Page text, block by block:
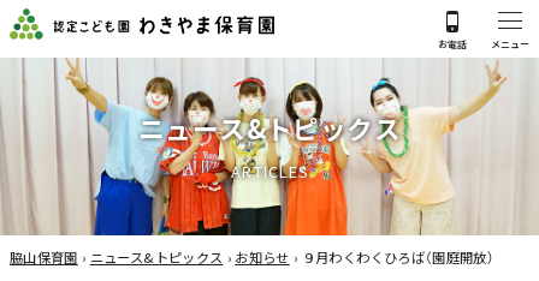
ニュース&トピックス
ARTICLES
脇山保育園 › ニュース&トピックス › お知らせ › ９月わくわくひろば（園庭開放）